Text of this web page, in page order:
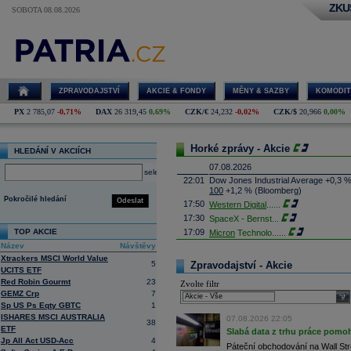
SOBOTA 08.08.2026
ZPRAVODAJSTVÍ AKCIE & FONDY MĚNY & SAZBY
PX 2 785,07 -0,71% DAX 26 319,45 0,69% CZK/€ 24,232 -0,02% CZK/$ 20,966 0,00%
HLEDÁNÍ V AKCIÍCH
select
Odeslat
Pokročilé hledání
TOP AKCIE
Název
Návštěvy
Xtrackers MSCI World Value
UCITS ETF
5
Red Robin Gourmt
23
GEMZ Crp
7
Sp US Ps Eqty GBTC
1
ISHARES MSCI AUSTRALIA
ETF
38
Jp All Act USD-Acc
4
Horké zprávy - Akcie
07.08.2026
22:01
Dow Jones Industrial Average +0,3
100 +1,2 % (Bloomberg)
17:50 Western Digital
17:30 SpaceX - Bernst
17:09 Micron Technolo
16:26
Objem obchodů s akciemi na
obchodů za poslední rok je 0,665
16:23 Zvýšení výroby balistických střel
nějakou dobu potrvá. Agentuře
Armin Papperger. Společná výroba
doplnit arzenál Spojeným státům,
(ČTK)
16:07 Conocophillips
Zpravodajství - Akcie
Zvolte filtr
07.08.2026 22:05
Slabá data z trhu práce
Páteční obchodování na Wall